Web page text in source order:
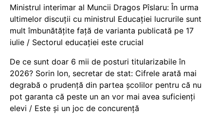
Ministrul interimar al Muncii Dragos Pîslaru: În urma
ultimelor discuții cu ministrul Educației lucrurile sunt
mult îmbunătățite față de varianta publicată pe 17
iulie / Sectorul educației este crucial
De ce sunt doar 6 mii de posturi titularizabile în
2026? Sorin Ion, secretar de stat: Cifrele arată mai
degrabă o prudență din partea școlilor pentru că nu
pot garanta că peste un an vor mai avea suficienți
elevi / Este și un joc de concurență